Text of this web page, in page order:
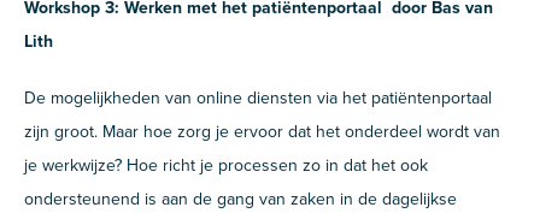
Workshop 3: Werken met het patiëntenportaal door Bas van
Lith
De mogelijkheden van online diensten via het patiëntenportaal
zijn groot. Maar hoe zorg je ervoor dat het onderdeel wordt van
je werkwijze? Hoe richt je processen zo in dat het ook
ondersteunend is aan de gang van zaken in de dagelijkse